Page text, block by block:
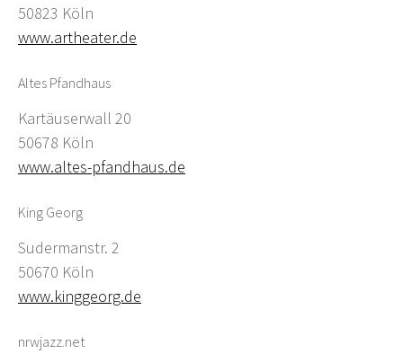
50823 Köln
www.artheater.de
Altes Pfandhaus
Kartäuserwall 20
50678 Köln
www.altes-pfandhaus.de
King Georg
Sudermanstr. 2
50670 Köln
www.kinggeorg.de
nrwjazz.net